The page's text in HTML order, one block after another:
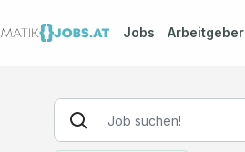
Jobs Arbeitgeber